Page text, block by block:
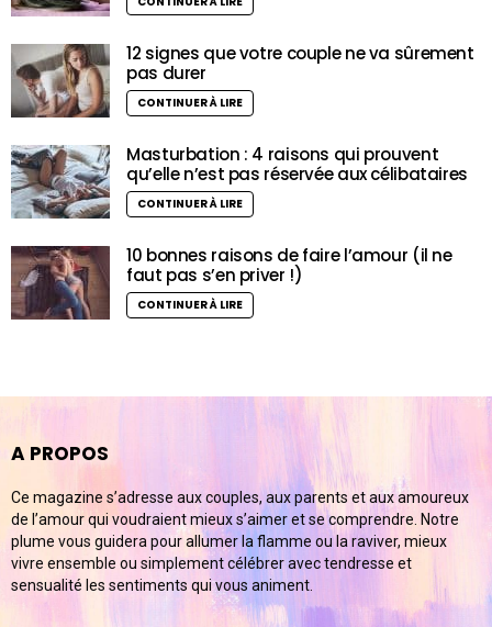
12 signes que votre couple ne va sûrement
pas durer
CONTINUER À LIRE
Masturbation : 4 raisons qui prouvent
qu’elle n’est pas réservée aux célibataires
CONTINUER À LIRE
10 bonnes raisons de faire l’amour (il ne
faut pas s’en priver !)
CONTINUER À LIRE
A PROPOS
Ce magazine s’adresse aux couples, aux parents et aux amoureux
de l’amour qui voudraient mieux s’aimer et se comprendre. Notre
plume vous guidera pour allumer la flamme ou la raviver, mieux
vivre ensemble ou simplement célébrer avec tendresse et
sensualité les sentiments qui vous animent.